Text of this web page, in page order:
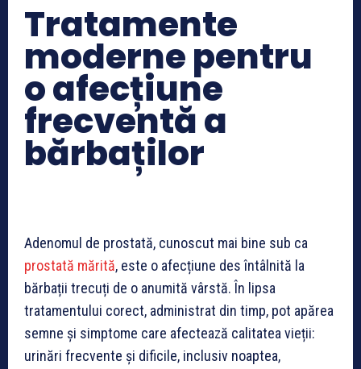
Tratamente
moderne pentru
o afecțiune
frecventă a
bărbaților
Adenomul de prostată, cunoscut mai bine sub ca
prostată mărită, este o afecțiune des întâlnită la
bărbații trecuți de o anumită vârstă. În lipsa
tratamentului corect, administrat din timp, pot apărea
semne și simptome care afectează calitatea vieții:
urinări frecvente și dificile, inclusiv noaptea,